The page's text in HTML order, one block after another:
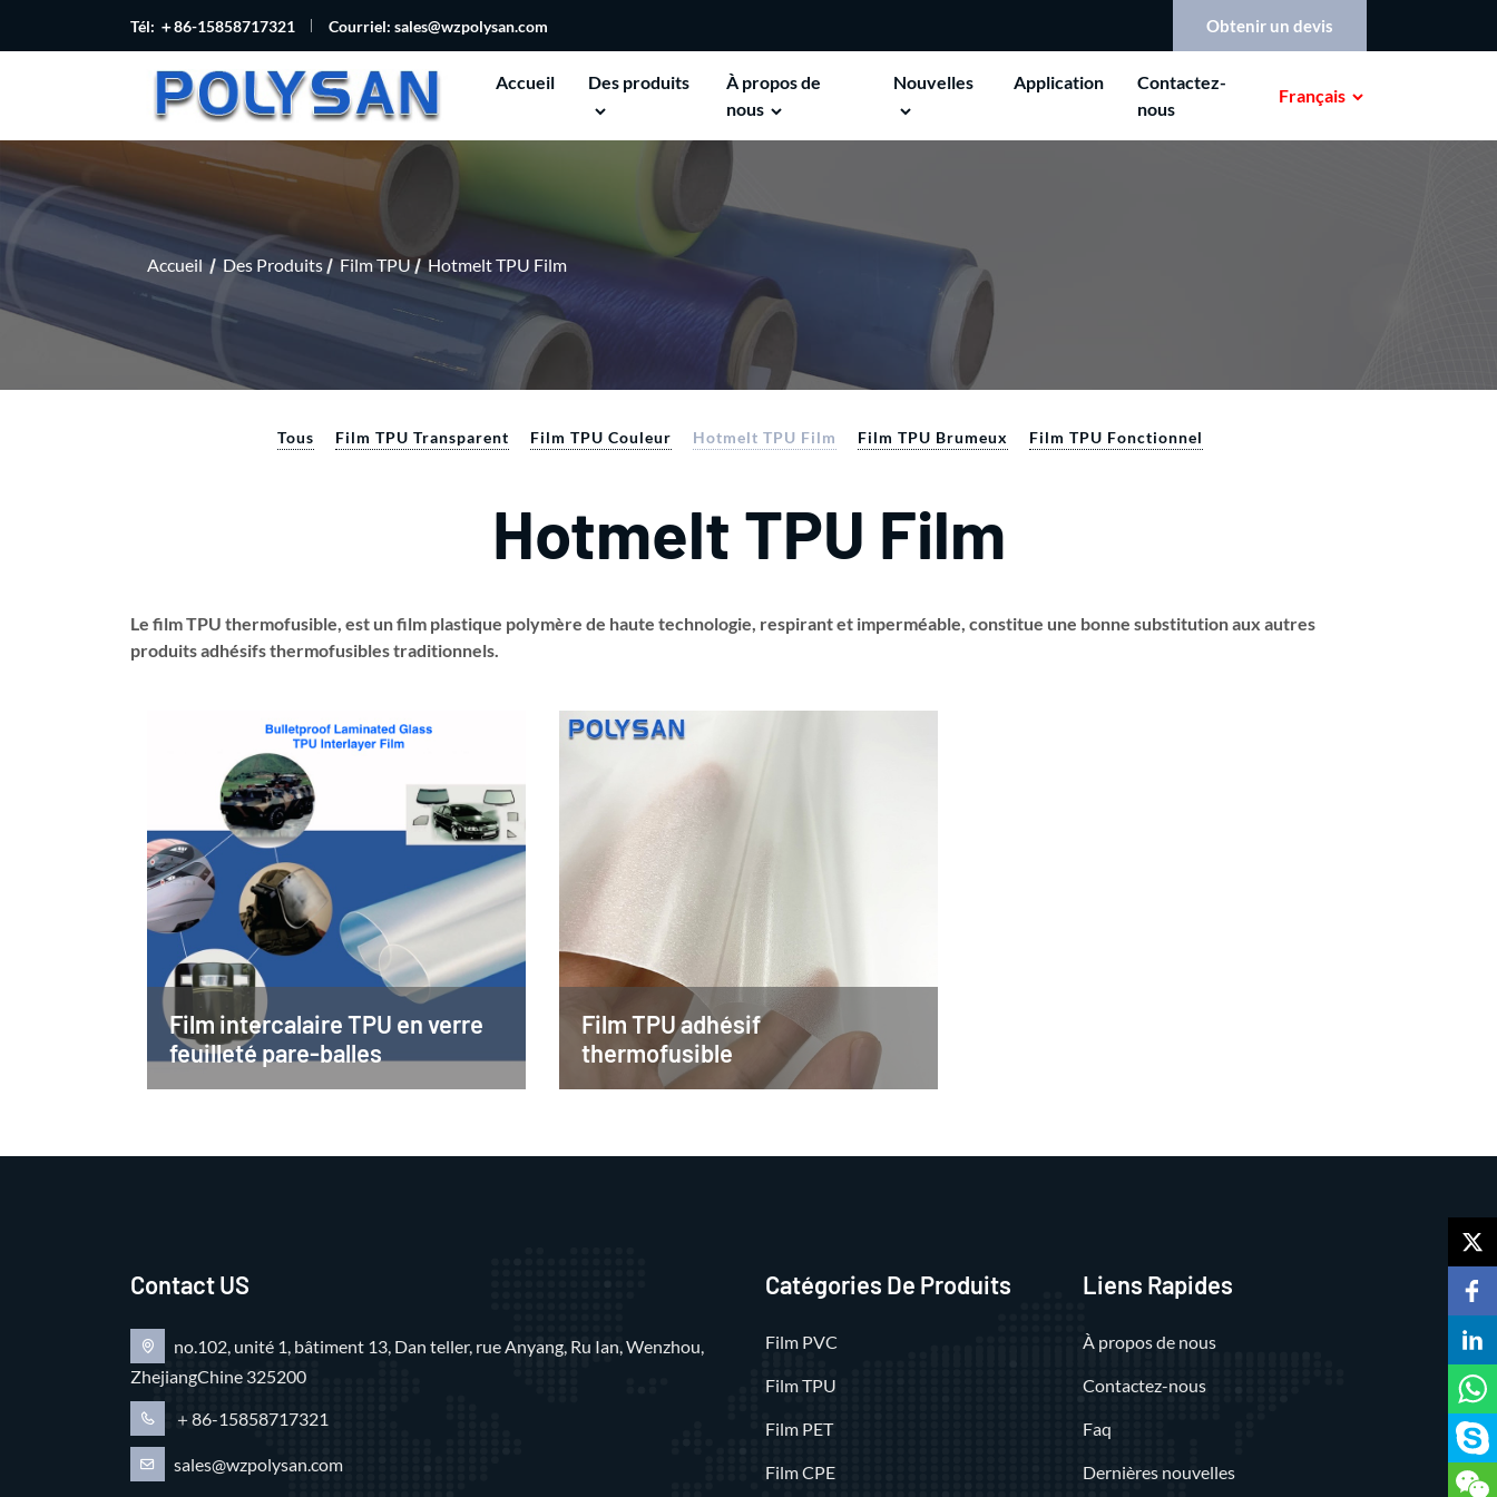
Tél: ＋86-15858717321 Courriel: sales@wzpolysan.com Obtenir un devis
Accueil Des produits
À propos de
nous
Nouvelles Application
Contactez-
nous
Français
Accueil Des Produits Film TPU Hotmelt TPU Film
Tous Film TPU Transparent Film TPU Couleur Hotmelt TPU Film Film TPU Brumeux Film TPU Fonctionnel
Hotmelt TPU Film
Le film TPU thermofusible, est un film plastique polymère de haute technologie, respirant et imperméable, constitue une bonne substitution aux autres
produits adhésifs thermofusibles traditionnels.
Film intercalaire TPU en verre
feuilleté pare-balles
Film TPU adhésif
thermofusible
Contact US
no.102, unité 1, bâtiment 13, Dan teller, rue Anyang, Ru Ian, Wenzhou,
ZhejiangChine 325200
＋86-15858717321
sales@wzpolysan.com
Catégories De Produits
Film PVC
Film TPU
Film PET
Film CPE
Liens Rapides
À propos de nous
Contactez-nous
Faq
Dernières nouvelles